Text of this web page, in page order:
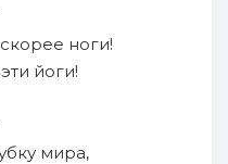
ноги!
эти йоги!
мира,